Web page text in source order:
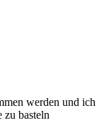
werden und ich
zu basteln